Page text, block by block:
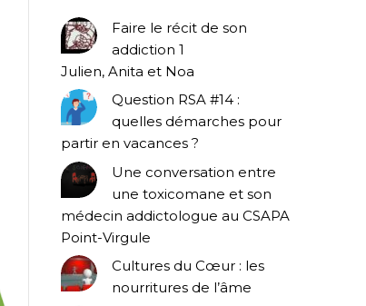
Faire le récit de son
addiction 1
Julien, Anita et Noa
Question RSA #14 :
quelles démarches pour
partir en vacances ?
Une conversation entre
une toxicomane et son
médecin addictologue au CSAPA
Point-Virgule
Cultures du Cœur : les
nourritures de l’âme